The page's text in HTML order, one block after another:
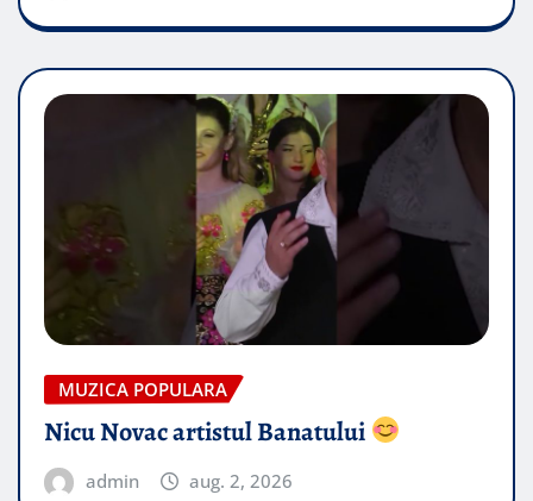
MUZICA POPULARA
Nicu Novac artistul Banatului
admin aug. 2, 2026